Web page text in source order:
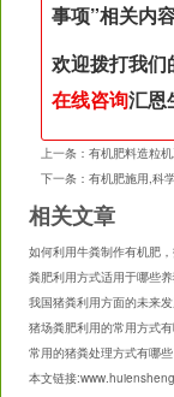
事项”相关内
欢迎拨打我们
在线咨询汇恩
上一条：有机肥料造粒
下一条：有机肥施用,科
相关文章
如何利用牛粪制作有机肥
粪肥利用方式适用于哪些
我国猪粪利用方面的未来
猪场粪肥利用的常用方式
常用的猪粪处理方式有哪些
本文链接: